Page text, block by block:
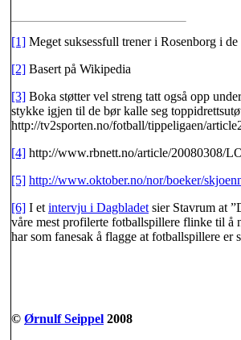
[1] Meget suksessfull trener i Rosenborg i
[2] Basert på Wikipedia
[3] Boka støtter vel streng tatt også opp
stykke igjen til de bør kalle seg
http://tv2sporten.no/fotball/tippeligaen/
[4] http://www.rbnett.no/article/20080308/
[5] http://www.oktober.no/nor/boeker/
[6] I et intervju i Dagbladet sier Stavrum at
våre mest profilerte fotballspillere flinke til å
har som fanesak å flagge at fotballspillere er
© Ørnulf Seippel 2008